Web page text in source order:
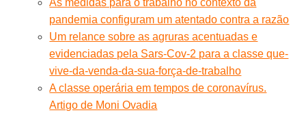
As medidas para o trabalho no contexto da
pandemia configuram um atentado contra a razão
Um relance sobre as agruras acentuadas e
evidenciadas pela Sars-Cov-2 para a classe que-
vive-da-venda-da-sua-força-de-trabalho
A classe operária em tempos de coronavírus.
Artigo de Moni Ovadia